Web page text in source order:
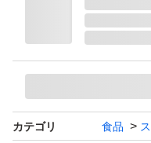
JAL国内線ファースト
やすいサイズ、折れ曲
べやすい工夫もあり、
∞配送について∞
カテゴリ 食品